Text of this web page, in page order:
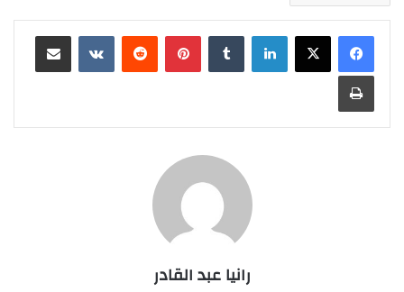
لينكدإن بينتيريست مشاركة عبر البريد
طباعة
رانيا عبد القادر